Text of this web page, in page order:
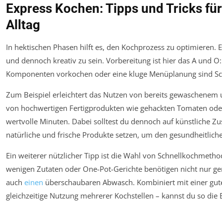
Express Kochen: Tipps und Tricks
Alltag
In hektischen Phasen hilft es, den Kochprozess zu optimieren.
und dennoch kreativ zu sein. Vorbereitung ist hier das A und
Komponenten vorkochen oder eine kluge Menüplanung sind
Zum Beispiel erleichtert das Nutzen von bereits
von hochwertigen Fertigprodukten wie gehackten Tomaten
wertvolle Minuten. Dabei solltest du dennoch auf künstliche
natürliche und frische Produkte setzen, um den
Ein weiterer nützlicher Tipp ist die Wahl von
wenigen Zutaten oder One-Pot-Gerichte benötigen nicht nur
auch einen überschaubaren Abwasch. Kombiniert mit einer
gleichzeitige Nutzung mehrerer Kochstellen – kannst du so die